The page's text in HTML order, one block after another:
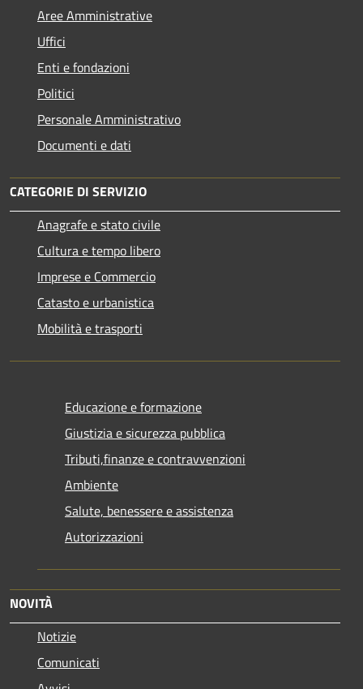
Aree Amministrative
Uffici
Enti e fondazioni
Politici
Personale Amministrativo
Documenti e dati
CATEGORIE DI SERVIZIO
Anagrafe e stato civile
Cultura e tempo libero
Imprese e Commercio
Catasto e urbanistica
Mobilità e trasporti
Educazione e formazione
Giustizia e sicurezza pubblica
Tributi,finanze e contravvenzioni
Ambiente
Salute, benessere e assistenza
Autorizzazioni
NOVITÀ
Notizie
Comunicati